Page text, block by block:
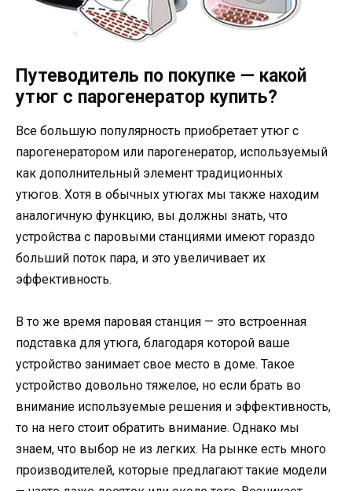
Путеводитель по покупке — какой
утюг с парогенератор купить?
Все большую популярность приобретает утюг с
парогенератором или парогенератор, используемый
как дополнительный элемент традиционных
утюгов. Хотя в обычных утюгах мы также находим
аналогичную функцию, вы должны знать, что
устройства с паровыми станциями имеют гораздо
больший поток пара, и это увеличивает их
эффективность.
В то же время паровая станция — это встроенная
подставка для утюга, благодаря которой ваше
устройство занимает свое место в доме. Такое
устройство довольно тяжелое, но если брать во
внимание используемые решения и эффективность,
то на него стоит обратить внимание. Однако мы
знаем, что выбор не из легких. На рынке есть много
производителей, которые предлагают такие модели